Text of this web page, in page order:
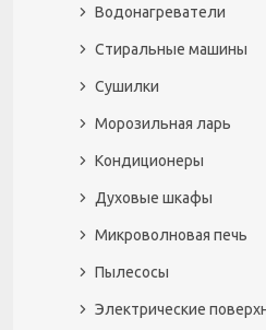
Водонагреватели
Стиральные машины
Сушилки
Морозильная ларь
Кондиционеры
Духовые шкафы
Микроволновая печь
Пылесосы
Электрические